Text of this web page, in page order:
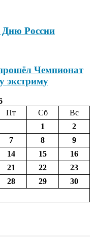
Дню России
Чемпионат
экстриму
Пт Сб
Вс
1
2
7 8
9
14 15
16
21 22
23
28 29
30